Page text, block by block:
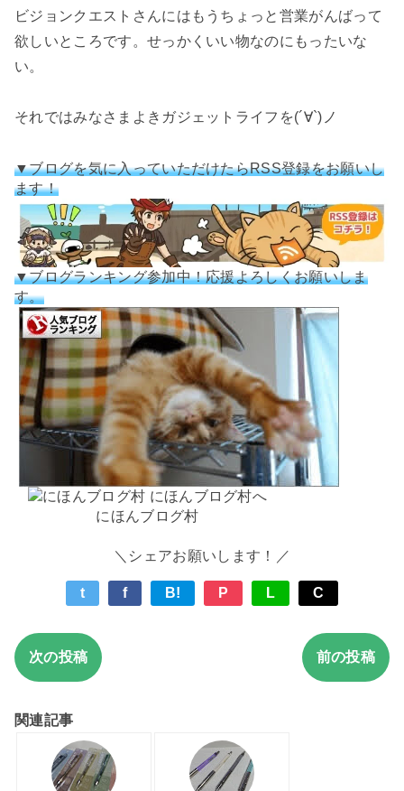
ビジョンクエストさんにはもうちょっと営業がんばって
欲しいところです。せっかくいい物なのにもったいな
い。
それではみなさまよきガジェットライフを(´∀`)ノ
▼ブログを気に入っていただけたらRSS登録をお願いし
ます！
▼ブログランキング参加中！応援よろしくお願いしま
す。
にほんブログ村
＼シェアお願いします！／
t f B! P L C
次の投稿 前の投稿
関連記事